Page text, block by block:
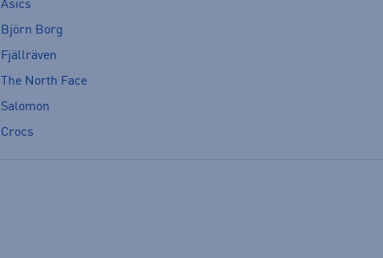
Asics
Björn Borg
Fjällräven
The North Face
Salomon
Crocs